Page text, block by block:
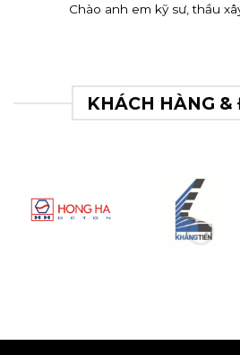
Chào anh em kỹ sư, thầu
KHÁCH HÀNG &